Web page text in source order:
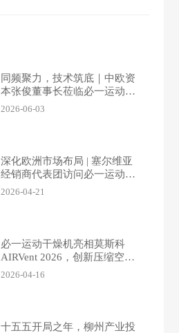
同频聚力，技术筑底｜中欧资
本张俊董事长莅临必一运动科
技参观交流
2026-06-03
深化欧洲市场布局 | 塞尔维亚
经销商代表团访问必一运动科
技总部
2026-04-21
必一运动干燥机亮相莫斯科
AIRVent 2026，创新压缩空气
解决方案引国际关注
2026-04-16
十五五开局之年，柳州产业投